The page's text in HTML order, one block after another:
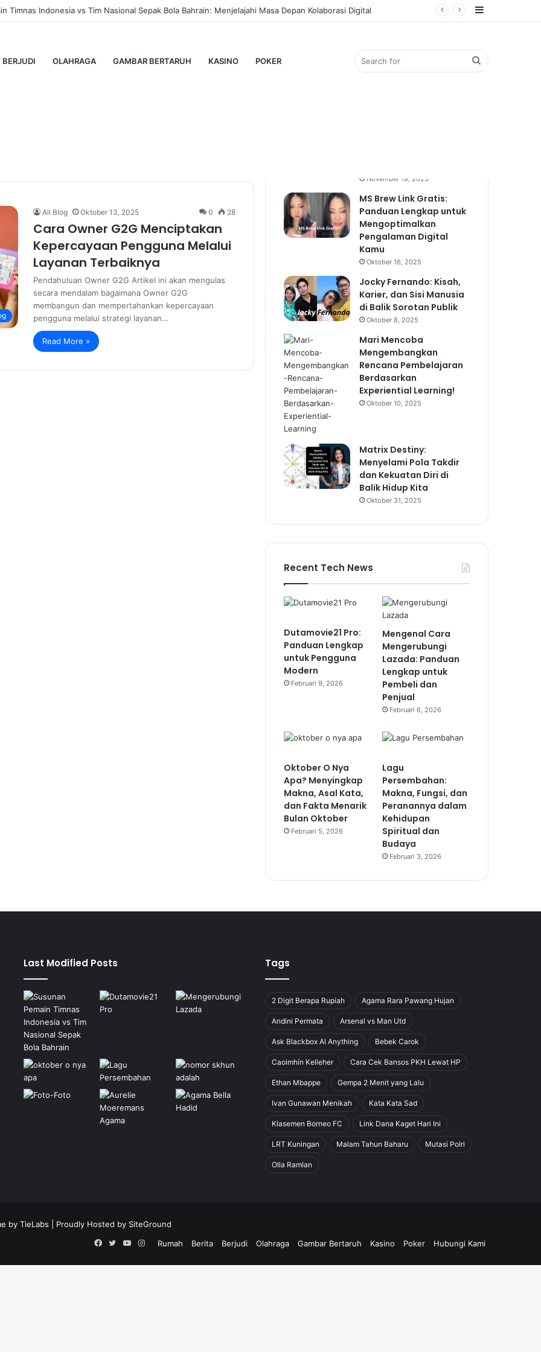
Timnas Indonesia vs Tim Nasional Sepak Bola Bahrain: Menjelajahi Masa Depan Kolaborasi Digital Sidebar
BERJUDI OLAHRAGA GAMBAR BERTARUH KASINO POKER Search
All Blog Oktober 13, 2025 0 28
Cara Owner G2G Menciptakan
Kepercayaan Pengguna Melalui
Layanan Terbaiknya
Pendahuluan Owner G2G Artikel ini akan mengulas
secara mendalam bagaimana Owner G2G
membangun dan mempertahankan kepercayaan
pengguna melalui strategi layanan…
Read More »
November 19, 2025
MS Brew Link Gratis:
Panduan Lengkap untuk
Mengoptimalkan
Pengalaman Digital
Kamu
Oktober 16, 2025
Jocky Fernando: Kisah,
Karier, dan Sisi Manusia
di Balik Sorotan Publik
Oktober 8, 2025
Mari Mencoba
Mengembangkan
Rencana Pembelajaran
Berdasarkan
Experiential Learning!
Oktober 10, 2025
Matrix Destiny:
Menyelami Pola Takdir
dan Kekuatan Diri di
Balik Hidup Kita
Oktober 31, 2025
Recent Tech News
Dutamovie21 Pro:
Panduan Lengkap
untuk Pengguna
Modern
Februari 9, 2026
Mengenal Cara
Mengerubungi
Lazada: Panduan
Lengkap untuk
Pembeli dan
Penjual
Februari 6, 2026
Oktober O Nya
Apa? Menyingkap
Makna, Asal Kata,
dan Fakta Menarik
Bulan Oktober
Februari 5, 2026
Lagu
Persembahan:
Makna, Fungsi, dan
Peranannya dalam
Kehidupan
Spiritual dan
Budaya
Februari 3, 2026
Last Modified Posts Tags
2 Digit Berapa Rupiah Agama Rara Pawang Hujan
Andini Permata Arsenal vs Man Utd
Ask Blackbox AI Anything Bebek Carok
Caoimhín Kelleher Cara Cek Bansos PKH Lewat HP
Ethan Mbappe Gempa 2 Menit yang Lalu
Ivan Gunawan Menikah Kata Kata Sad
Klasemen Borneo FC Link Dana Kaget Hari Ini
LRT Kuningan Malam Tahun Baharu Mutasi Polri
Olla Ramlan
by TieLabs | Proudly Hosted by SiteGround
Rumah
Berita Berjudi Olahraga Gambar Bertaruh Kasino Poker Hubungi Kami
Facebook
TwitterYouTube
Instagram